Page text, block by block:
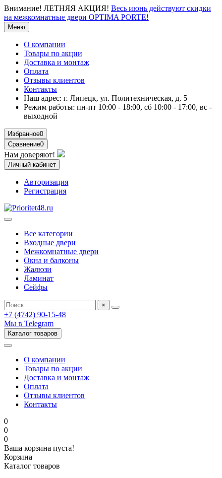
Внимание! ЛЕТНЯЯ АКЦИЯ! Весь июнь действуют скидки
на межкомнатные двери OPTIMA PORTE!
Меню
О компании
Товары по акции
Доставка и монтаж
Оплата
Отзывы клиентов
Контакты
Наш адрес: г. Липецк, ул. Политехническая, д. 5
Режим работы: пн-пт 10:00 - 18:00, сб 10:00 - 17:00, вс -
выходной
Избранное0
Сравнение0
Нам доверяют!
Личный кабинет
Авторизация
Регистрация
Все категории
Входные двери
Межкомнатные двери
Окна и балконы
Жалюзи
Ламинат
Сейфы
×
+7 (4742) 90-15-48
Мы в Telegram
Каталог товаров
О компании
Товары по акции
Доставка и монтаж
Оплата
Отзывы клиентов
Контакты
0
0
0
Ваша корзина пуста!
Корзина
Каталог товаров